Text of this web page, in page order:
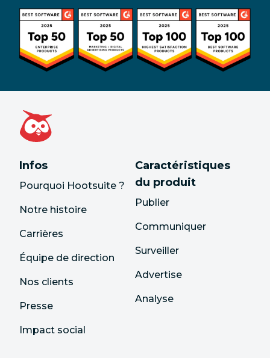
Infos
Pourquoi Hootsuite ?
Notre histoire
Carrières
Équipe de direction
Nos clients
Presse
Impact social
Caractéristiques
du produit
Publier
Communiquer
Surveiller
Advertise
Analyse